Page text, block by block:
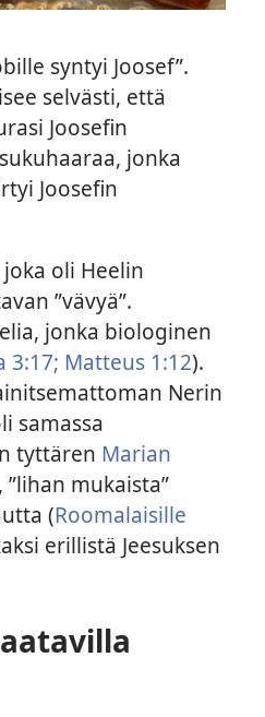
syntyi Joosef”.
selvästi, että
Joosefin
jonka
Joosefin
oli Heelin
”vävyä”.
jonka biologinen
3:17; Matteus 1:12).
Nerin
samassa
tyttären Marian
mukaista”
(Roomalaisille
erillistä Jeesuksen